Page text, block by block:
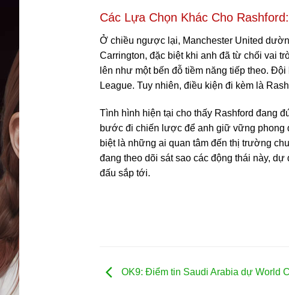
Các Lựa Chọn Khác Cho
Ở chiều ngược lại, Manchester United
Carrington, đặc biệt khi anh đã từ chối vai
lên như một bến đỗ tiềm năng tiếp theo.
League. Tuy nhiên, điều kiện đi kèm là
Tình hình hiện tại cho thấy Rashford đang
bước đi chiến lược để anh giữ vững phong
biệt là những ai quan tâm đến thị trường
đang theo dõi sát sao các động thái này,
đấu sắp tới.
OK9: Điểm tin Saudi Arabia dự World